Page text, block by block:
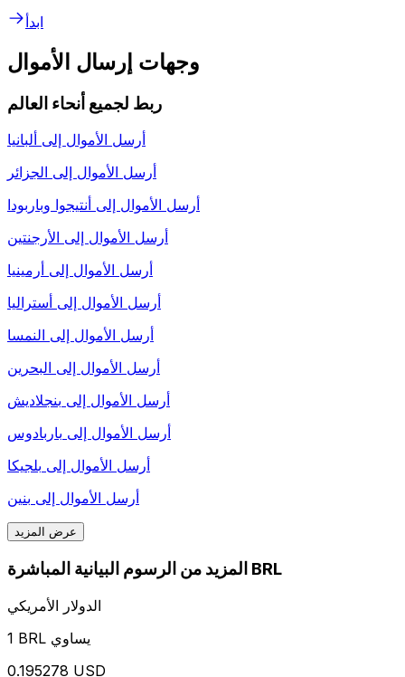
ابدأ
وجهات إرسال الأموال
ربط لجميع أنحاء العالم
أرسل الأموال إلى ألبانيا
أرسل الأموال إلى الجزائر
أرسل الأموال إلى أنتيجوا وباربودا
أرسل الأموال إلى الأرجنتين
أرسل الأموال إلى أرمينيا
أرسل الأموال إلى أستراليا
أرسل الأموال إلى النمسا
أرسل الأموال إلى البحرين
أرسل الأموال إلى بنجلاديش
أرسل الأموال إلى باربادوس
أرسل الأموال إلى بلجيكا
أرسل الأموال إلى بنين
عرض المزيد
المزيد من الرسوم البيانية المباشرة BRL
الدولار الأمريكي
1 BRL يساوي
0.195278 USD